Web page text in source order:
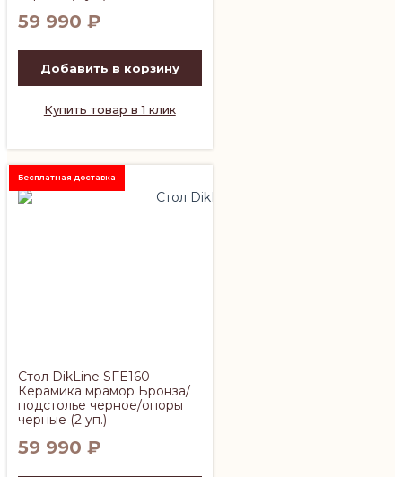
59 990 ₽
Добавить в корзину
Купить товар в 1 клик
Бесплатная доставка
Стол DikLine SFE160
Керамика мрамор Бронза/
подстолье черное/опоры
черные (2 уп.)
59 990 ₽